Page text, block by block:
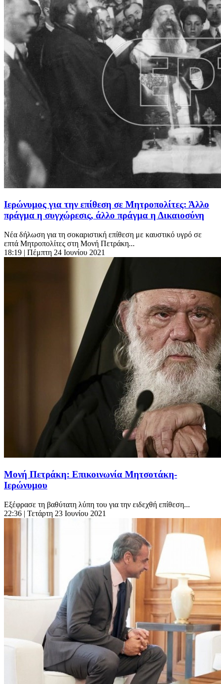
Ιερώνυμος για την επίθεση σε Μητροπολίτες: Άλλο
πράγμα η συγχώρεσις, άλλο πράγμα η Δικαιοσύνη
Νέα δήλωση για τη σοκαριστική επίθεση με καυστικό υγρό σε
επτά Μητροπολίτες στη Μονή Πετράκη...
18:19 | Πέμπτη 24 Ιουνίου 2021
Μονή Πετράκη: Επικοινωνία Μητσοτάκη-
Ιερώνυμου
Εξέφρασε τη βαθύτατη λύπη του για την ειδεχθή επίθεση...
22:36 | Τετάρτη 23 Ιουνίου 2021